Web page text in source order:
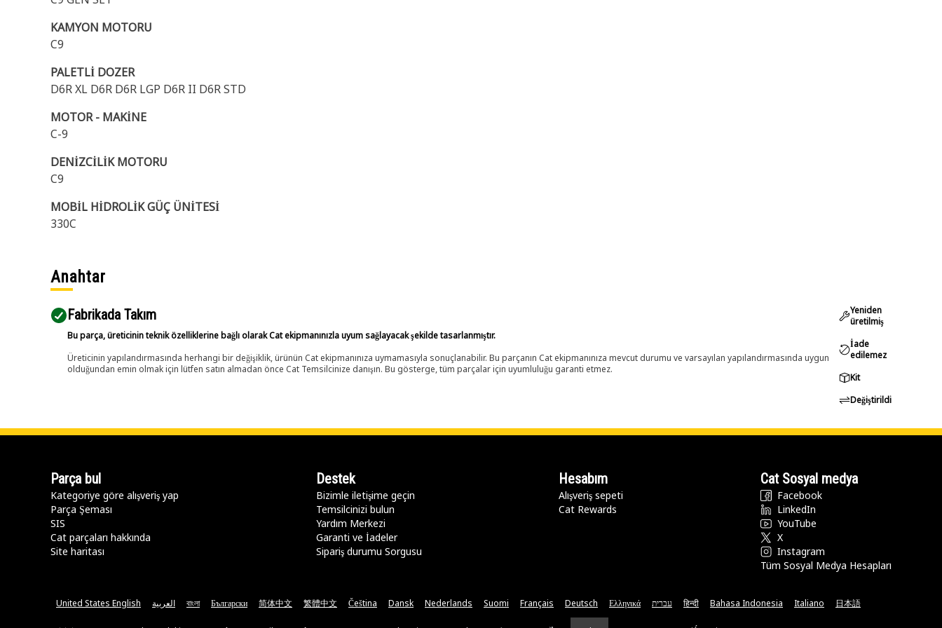
KAMYON MOTORU
C9
PALETLİ DOZER
D6R XL D6R D6R LGP D6R II D6R STD
MOTOR - MAKİNE
C-9
DENİZCİLİK MOTORU
C9
MOBİL HİDROLİK GÜÇ ÜNİTESİ
330C
Anahtar
Fabrikada Takım
Bu parça, üreticinin teknik özelliklerine bağlı olarak Cat ekipmanınızla uyum sağlayacak şekilde tasarlanmıştır.
Üreticinin yapılandırmasında herhangi bir değişiklik, ürünün Cat ekipmanınıza uymamasıyla sonuçlanabilir. Bu parçanın Cat ekipmanınıza mevcut durumu ve varsayılan yapılandırmasında uygun
olduğundan emin olmak için lütfen satın almadan önce Cat Temsilcinize danışın. Bu gösterge, tüm parçalar için uyumluluğu garanti etmez.
Yeniden
üretilmiş
İade
edilemez
Kit
Değiştirildi
Parça bul
Kategoriye göre alışveriş yap
Parça Şeması
SIS
Cat parçaları hakkında
Site haritası
Destek
Bizimle iletişime geçin
Temsilcinizi bulun
Yardım Merkezi
Garanti ve İadeler
Sipariş durumu Sorgusu
Hesabım
Alışveriş sepeti
Cat Rewards
Cat Sosyal medya
Facebook
LinkedIn
YouTube
X
Instagram
Tüm Sosyal Medya Hesapları
United States English العربية বাংলা Български 简体中文 繁體中文 Čeština Dansk Nederlands Suomi Français Deutsch Ελληνικά עברית हिन्दी Bahasa Indonesia Italiano 日本語